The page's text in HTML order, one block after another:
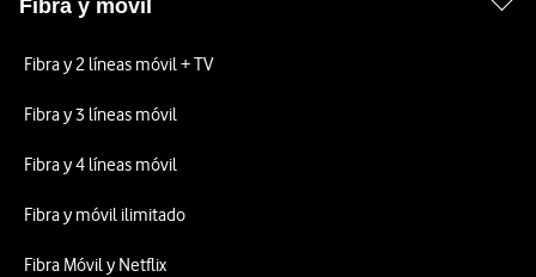
Fibra y móvil
Fibra y 2 líneas móvil + TV
Fibra y 3 líneas móvil
Fibra y 4 líneas móvil
Fibra y móvil ilimitado
Fibra Móvil y Netflix